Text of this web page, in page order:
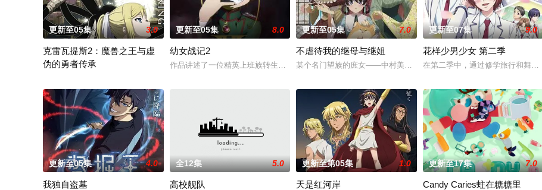
更新至05集 3.0
克雷瓦提斯2：魔兽之王与虚
伪的勇者传承
更新至05集 8.0
幼女战记2
作品讲述了一位精英上班族转生至战火纷飞的异世界，成为少女谭雅·提古雷查夫，并凭借前世的理智与知识
更新至05集 7.0
不虐待我的继母与继姐
某个名门望族的庶女——中村美冶，原本与母亲两人过着虽清贫却幸福
更新至07集 9.0
花样少男少女 第二季
在第二季中，通过修学旅行和舞
更新至05集 4.0
我独自盗墓
全12集 5.0
高校舰队
更新至第05集 1.0
天是红河岸
更新至17集 7.0
Candy Caries蛀在糖糖里